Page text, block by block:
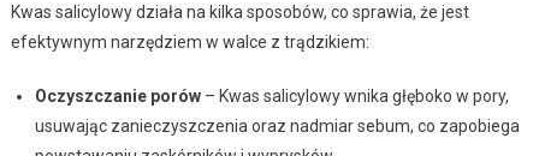
Kwas salicylowy działa na kilka sposobów, co sprawia, że jest
efektywnym narzędziem w walce z trądzikiem:
Oczyszczanie porów– Kwas salicylowy wnika głęboko w pory,
usuwając zanieczyszczenia oraz nadmiar sebum, co zapobiega